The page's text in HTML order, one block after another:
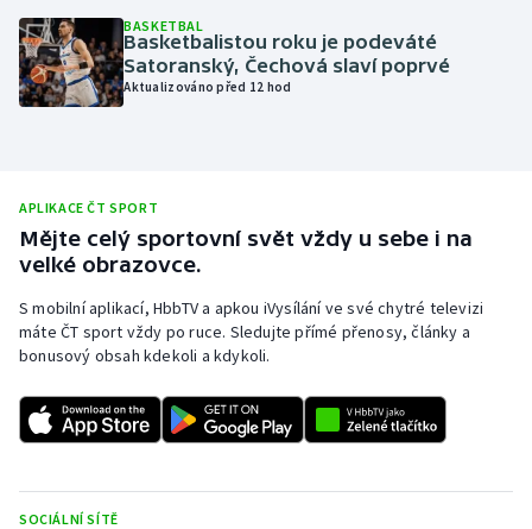
Olympijské hry
Parasport
Plážový volejbal
Ragby
Rychlobruslení
Rychlostní kanoistika
Short track
Sportovní střelba
BASKETBAL
Basketbalistou roku je podeváté
Satoranský, Čechová slaví poprvé
Aktualizováno před 12 hod
APLIKACE ČT SPORT
Mějte celý sportovní svět vždy u sebe i na
velké obrazovce.
S mobilní aplikací, HbbTV a apkou iVysílání ve své chytré televizi
máte ČT sport vždy po ruce. Sledujte přímé přenosy, články a
bonusový obsah kdekoli a kdykoli.
SOCIÁLNÍ SÍTĚ